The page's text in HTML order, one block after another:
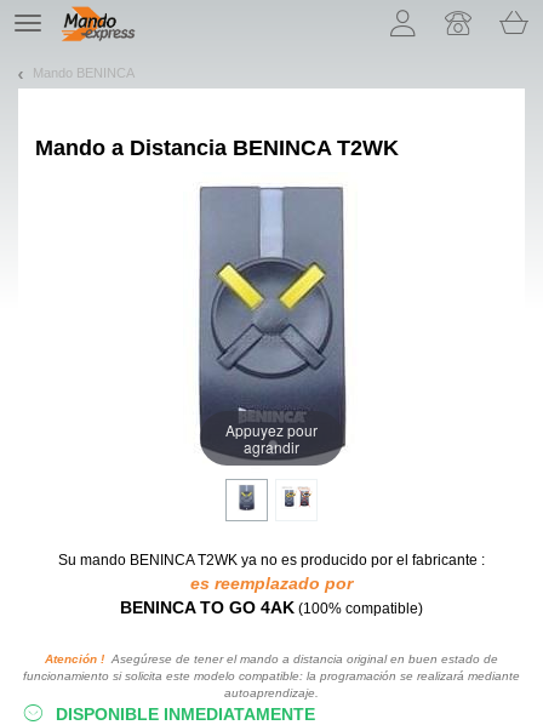
TE
navigation
Mando BENINCA
Mando a Distancia BENINCA T2WK
Appuyez pour
agrandir
Su mando BENINCA T2WK ya no es producido por el fabricante :
es reemplazado por
BENINCA TO GO 4AK (100% compatible)
Atención ! Asegúrese de tener el mando a distancia original en buen estado de
funcionamiento si solicita este modelo compatible: la programación se realizará mediante
autoaprendizaje.
DISPONIBLE INMEDIATAMENTE
¡Permítenos presentarte nuestras cookies!